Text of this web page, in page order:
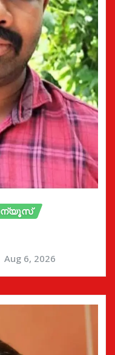
ന്യൂസ്
Aug 6, 2026